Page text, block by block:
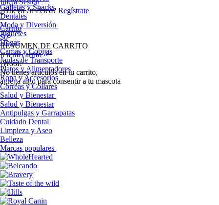
Inicia Sesión
¿Nuevo en Petco? Regístrate
Carrito
$0
RESUMEN DE CARRITO
Ir a mi carrito »
¡Woof!
No tíenes artículos en tu carrito,
agrega algo para consentir a tu mascota
Galletas y Snacks
Dentales
Moda y Diversión
Juguetes
Hogar
Camas y Cobijas
Jaulas de Transporte
Platos y Alimentadores
Ropa y Accesorios
Correas y Collares
Salud y Bienestar
Salud y Bienestar
Antipulgas y Garrapatas
Cuidado Dental
Limpieza y Aseo
Belleza
Marcas populares